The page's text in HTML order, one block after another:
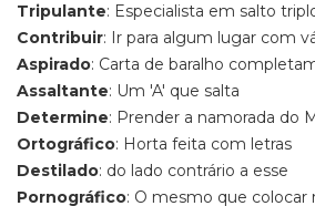
Tripulante: Especialista em salto
Contribuir: Ir para algum lugar com
Aspirado: Carta de baralho
Assaltante: Um 'A' que salta
Determine: Prender a namorada do
Ortográfico: Horta feita com letras
Destilado: do lado contrário a esse
Pornográfico: O mesmo que colocar